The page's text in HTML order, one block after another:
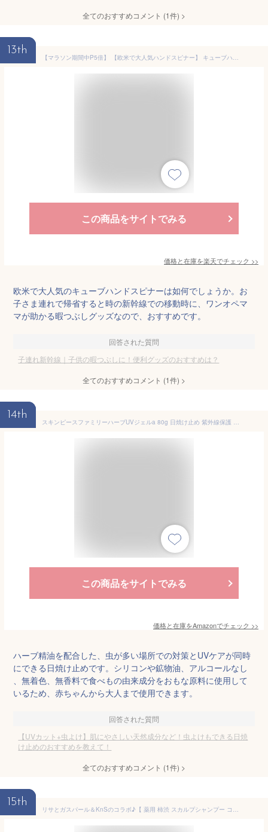
全てのおすすめコメント (1件) >
13th
【マラソン期間中P5倍】 【欧米で大人気ハンドスピナー】 キューブハンドスピナー ハンドスピナー キューブ型 虹 アルミ合金 虹色 指遊び 小型 分解組立可能 ストレス解消 ひま潰し おもちゃ 玩具 面白い グッズ プレゼント コマ 指スピナー 送料無料 NIZIPRO
この商品をサイトでみる
価格と在庫を楽天でチェック >>
欧米で大人気のキューブハンドスピナーは如何でしょうか。お
子さま連れで帰省すると時の新幹線での移動時に、ワンオペマ
マが助かる暇つぶしグッズなので、おすすめです。
回答された質問
子連れ新幹線｜子供の暇つぶしに！便利グッズのおすすめは？
全てのおすすめコメント (1件) >
14th
スキンピースファミリーハーブUVジェルa 80g 日焼け止め 紫外線保護 無添加 敏感肌
この商品をサイトでみる
価格と在庫をAmazonでチェック >>
ハーブ精油を配合した、虫が多い場所での対策とUVケアが同時
にできる日焼け止めです。シリコンや鉱物油、アルコールなし
、無着色、無香料で食べもの由来成分をおもな原料に使用して
いるため、赤ちゃんから大人まで使用できます。
回答された質問
【UVカット+虫よけ】肌にやさしい天然成分など！虫よけもできる日焼
け止めのおすすめを教えて！
全てのおすすめコメント (1件) >
15th
リサとガスパール＆KnSのコラボ♪【 薬用 柿渋 スカルプシャンプー コンディショナー 】 KnS 柿のさち ボトル500mL 頭皮 柿渋 炭 フケ 頭皮臭 枕のにおい メンズスカルプシャンプー 薬用シャンプー メンズシャンプー 柿渋シャンプー 加齢臭 炭シャンプー 男性用 頭皮の匂い